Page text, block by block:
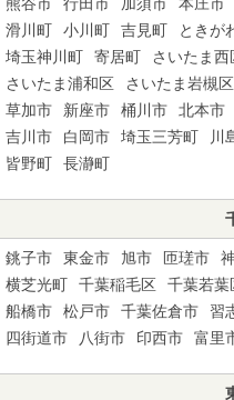
滑川町
小川町 吉見町 ときが
埼玉神川町
寄居町 さいたま西
さいたま浦和区
さいたま岩槻区
草加市
新座市 桶川市 北本市
吉川市
白岡市 埼玉三芳町 川
皆野町
長瀞町
銚子市 東金市 旭市 匝瑳市
横芝光町
千葉稲毛区 千葉若葉
船橋市
松戸市 千葉佐倉市 習
四街道市
八街市 印西市 富里